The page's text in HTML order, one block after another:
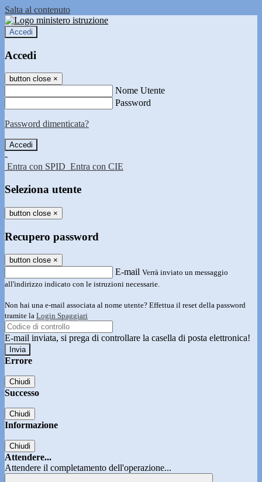
Salta al contenuto
Accedi
Accedi
button close ×
Nome Utente
Password
Password dimenticata?
-
Entra con SPID Entra con CIE
Seleziona utente
button close ×
Recupero password
button close ×
E-mail Verrà inviato un messaggio
all'indirizzo indicato con le istruzioni necessarie.
Non hai una e-mail associata al nome utente? Effettua il reset della password
tramite la Login Spaggiari
E-mail inviata, si prega di controllare la casella di posta elettronica!
Errore
Chiudi
Successo
Chiudi
Informazione
Chiudi
Attendere...
Attendere il completamento dell'operazione...